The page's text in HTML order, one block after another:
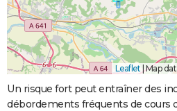
Leaflet |Map
Un risque fort peut entraîner des
débordements fréquents de cours